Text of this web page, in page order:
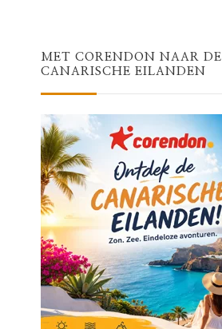
MET CORENDON NAAR DE
CANARISCHE EILANDEN